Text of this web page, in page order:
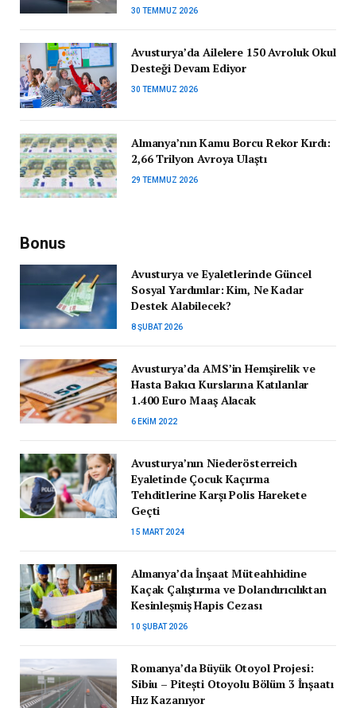
30 TEMMUZ 2026
Avusturya’da Ailelere 150 Avroluk Okul
Desteği Devam Ediyor
30 TEMMUZ 2026
Almanya’nın Kamu Borcu Rekor Kırdı:
2,66 Trilyon Avroya Ulaştı
29 TEMMUZ 2026
Bonus
Avusturya ve Eyaletlerinde Güncel
Sosyal Yardımlar: Kim, Ne Kadar
Destek Alabilecek?
8 ŞUBAT 2026
Avusturya’da AMS’in Hemşirelik ve
Hasta Bakıcı Kurslarına Katılanlar
1.400 Euro Maaş Alacak
6 EKIM 2022
Avusturya’nın Niederösterreich
Eyaletinde Çocuk Kaçırma
Tehditlerine Karşı Polis Harekete
Geçti
15 MART 2024
Almanya’da İnşaat Müteahhidine
Kaçak Çalıştırma ve Dolandırıcılıktan
Kesinleşmiş Hapis Cezası
10 ŞUBAT 2026
Romanya’da Büyük Otoyol Projesi:
Sibiu – Pitești Otoyolu Bölüm 3 İnşaatı
Hız Kazanıyor